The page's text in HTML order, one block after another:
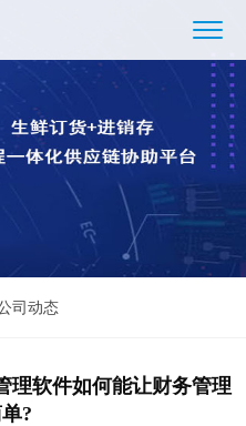
司动态
理软件如何能让财务管理
?